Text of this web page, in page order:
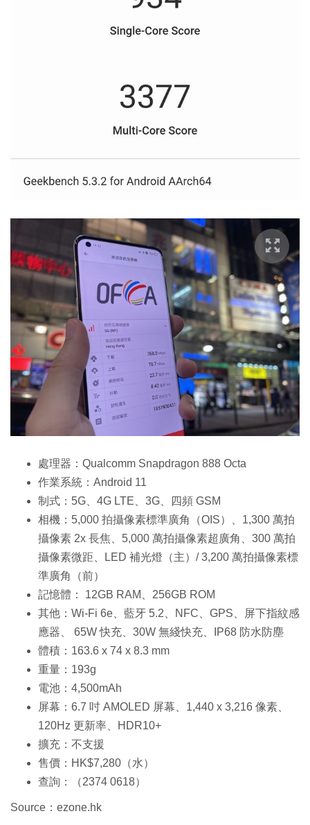
處理器：Qualcomm Snapdragon 888 Octa
作業系統：Android 11
制式：5G、4G LTE、3G、四頻 GSM
相機：5,000 拍攝像素標準廣角（OIS）、1,300 萬拍
攝像素 2x 長焦、5,000 萬拍攝像素超廣角、300 萬拍
攝像素微距、LED 補光燈（主）/ 3,200 萬拍攝像素標
準廣角（前）
記憶體： 12GB RAM、256GB ROM
其他：Wi-Fi 6e、藍牙 5.2、NFC、GPS、屏下指紋感
應器、 65W 快充、30W 無綫快充、IP68 防水防塵
體積：163.6 x 74 x 8.3 mm
重量：193g
電池：4,500mAh
屏幕：6.7 吋 AMOLED 屏幕、1,440 x 3,216 像素、
120Hz 更新率、HDR10+
擴充：不支援
售價：HK$7,280（水）
查詢：（2374 0618）
Source：ezone.hk